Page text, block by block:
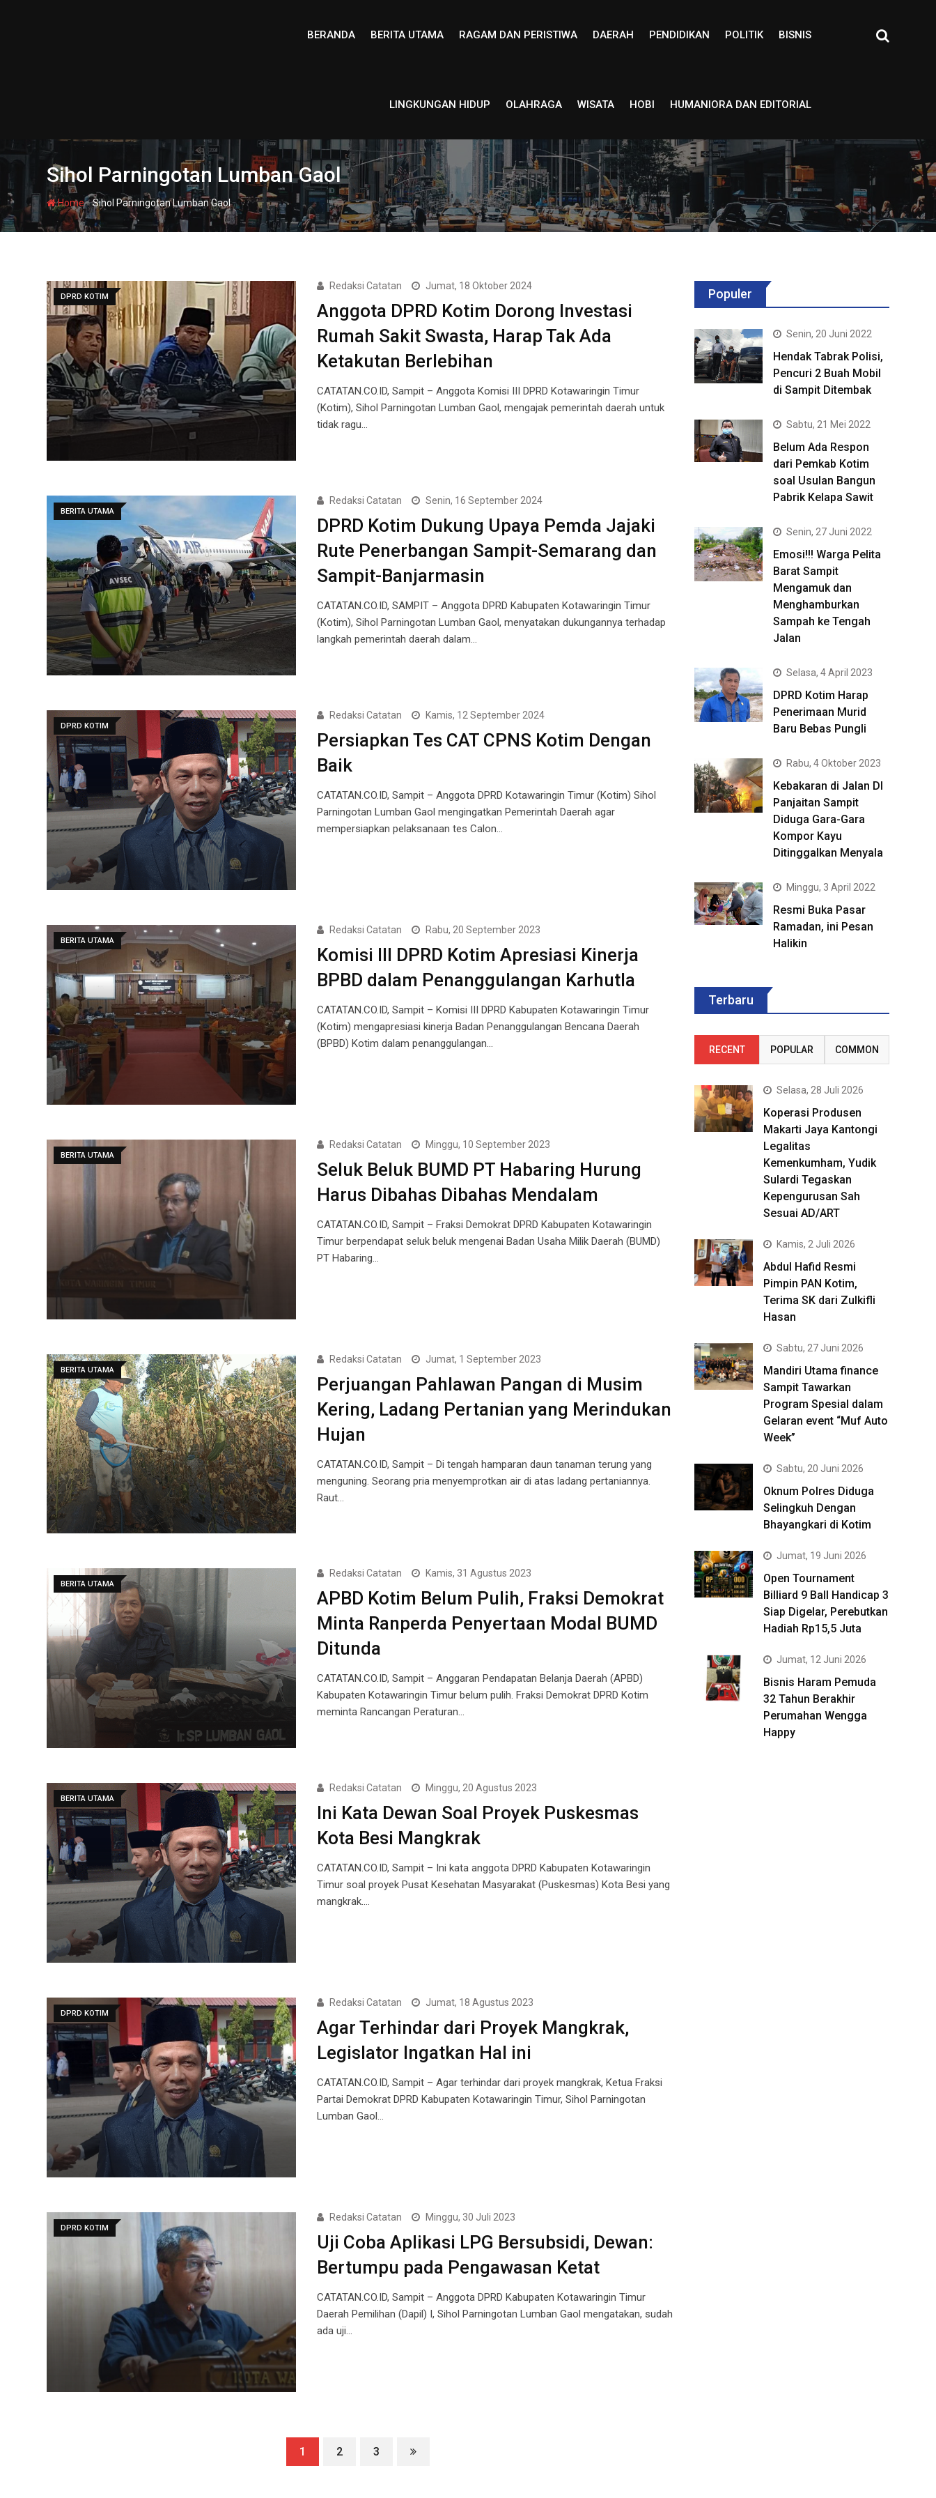
BERANDA BERITA UTAMA RAGAM DAN PERISTIWA DAERAH PENDIDIKAN POLITIK BISNIS
LINGKUNGAN HIDUP OLAHRAGA WISATA HOBI HUMANIORA DAN EDITORIAL
Sihol Parningotan Lumban Gaol
Home-Sihol Parningotan Lumban Gaol
DPRD KOTIM
Redaksi Catatan Jumat, 18 Oktober 2024
Anggota DPRD Kotim Dorong Investasi
Rumah Sakit Swasta, Harap Tak Ada
Ketakutan Berlebihan
CATATAN.CO.ID, Sampit – Anggota Komisi III DPRD Kotawaringin Timur
(Kotim), Sihol Parningotan Lumban Gaol, mengajak pemerintah daerah untuk
tidak ragu…
BERITA UTAMA
Redaksi Catatan Senin, 16 September 2024
DPRD Kotim Dukung Upaya Pemda Jajaki
Rute Penerbangan Sampit-Semarang dan
Sampit-Banjarmasin
CATATAN.CO.ID, SAMPIT – Anggota DPRD Kabupaten Kotawaringin Timur
(Kotim), Sihol Parningotan Lumban Gaol, menyatakan dukungannya terhadap
langkah pemerintah daerah dalam…
DPRD KOTIM
Redaksi Catatan Kamis, 12 September 2024
Persiapkan Tes CAT CPNS Kotim Dengan
Baik
CATATAN.CO.ID, Sampit – Anggota DPRD Kotawaringin Timur (Kotim) Sihol
Parningotan Lumban Gaol mengingatkan Pemerintah Daerah agar
mempersiapkan pelaksanaan tes Calon…
BERITA UTAMA
Redaksi Catatan Rabu, 20 September 2023
Komisi III DPRD Kotim Apresiasi Kinerja
BPBD dalam Penanggulangan Karhutla
CATATAN.CO.ID, Sampit – Komisi III DPRD Kabupaten Kotawaringin Timur
(Kotim) mengapresiasi kinerja Badan Penanggulangan Bencana Daerah
(BPBD) Kotim dalam penanggulangan…
BERITA UTAMA
Redaksi Catatan Minggu, 10 September 2023
Seluk Beluk BUMD PT Habaring Hurung
Harus Dibahas Dibahas Mendalam
CATATAN.CO.ID, Sampit – Fraksi Demokrat DPRD Kabupaten Kotawaringin
Timur berpendapat seluk beluk mengenai Badan Usaha Milik Daerah (BUMD)
PT Habaring…
BERITA UTAMA
Redaksi Catatan Jumat, 1 September 2023
Perjuangan Pahlawan Pangan di Musim
Kering, Ladang Pertanian yang Merindukan
Hujan
CATATAN.CO.ID, Sampit – Di tengah hamparan daun tanaman terung yang
menguning. Seorang pria menyemprotkan air di atas ladang pertaniannya.
Raut…
BERITA UTAMA
Redaksi Catatan Kamis, 31 Agustus 2023
APBD Kotim Belum Pulih, Fraksi Demokrat
Minta Ranperda Penyertaan Modal BUMD
Ditunda
CATATAN.CO.ID, Sampit – Anggaran Pendapatan Belanja Daerah (APBD)
Kabupaten Kotawaringin Timur belum pulih. Fraksi Demokrat DPRD Kotim
meminta Rancangan Peraturan…
BERITA UTAMA
Redaksi Catatan Minggu, 20 Agustus 2023
Ini Kata Dewan Soal Proyek Puskesmas
Kota Besi Mangkrak
CATATAN.CO.ID, Sampit – Ini kata anggota DPRD Kabupaten Kotawaringin
Timur soal proyek Pusat Kesehatan Masyarakat (Puskesmas) Kota Besi yang
mangkrak.…
DPRD KOTIM
Redaksi Catatan Jumat, 18 Agustus 2023
Agar Terhindar dari Proyek Mangkrak,
Legislator Ingatkan Hal ini
CATATAN.CO.ID, Sampit – Agar terhindar dari proyek mangkrak, Ketua Fraksi
Partai Demokrat DPRD Kabupaten Kotawaringin Timur, Sihol Parningotan
Lumban Gaol…
DPRD KOTIM
Redaksi Catatan Minggu, 30 Juli 2023
Uji Coba Aplikasi LPG Bersubsidi, Dewan:
Bertumpu pada Pengawasan Ketat
CATATAN.CO.ID, Sampit – Anggota DPRD Kabupaten Kotawaringin Timur
Daerah Pemilihan (Dapil) I, Sihol Parningotan Lumban Gaol mengatakan, sudah
ada uji…
1 2 3
Populer
Senin, 20 Juni 2022
Hendak Tabrak Polisi,
Pencuri 2 Buah Mobil
di Sampit Ditembak
Sabtu, 21 Mei 2022
Belum Ada Respon
dari Pemkab Kotim
soal Usulan Bangun
Pabrik Kelapa Sawit
Senin, 27 Juni 2022
Emosi!!! Warga Pelita
Barat Sampit
Mengamuk dan
Menghamburkan
Sampah ke Tengah
Jalan
Selasa, 4 April 2023
DPRD Kotim Harap
Penerimaan Murid
Baru Bebas Pungli
Rabu, 4 Oktober 2023
Kebakaran di Jalan DI
Panjaitan Sampit
Diduga Gara-Gara
Kompor Kayu
Ditinggalkan Menyala
Minggu, 3 April 2022
Resmi Buka Pasar
Ramadan, ini Pesan
Halikin
Terbaru
RECENT POPULAR COMMON
Selasa, 28 Juli 2026
Koperasi Produsen
Makarti Jaya Kantongi
Legalitas
Kemenkumham, Yudik
Sulardi Tegaskan
Kepengurusan Sah
Sesuai AD/ART
Kamis, 2 Juli 2026
Abdul Hafid Resmi
Pimpin PAN Kotim,
Terima SK dari Zulkifli
Hasan
Sabtu, 27 Juni 2026
Mandiri Utama finance
Sampit Tawarkan
Program Spesial dalam
Gelaran event “Muf Auto
Week”
Sabtu, 20 Juni 2026
Oknum Polres Diduga
Selingkuh Dengan
Bhayangkari di Kotim
Jumat, 19 Juni 2026
Open Tournament
Billiard 9 Ball Handicap 3
Siap Digelar, Perebutkan
Hadiah Rp15,5 Juta
Jumat, 12 Juni 2026
Bisnis Haram Pemuda
32 Tahun Berakhir
Perumahan Wengga
Happy